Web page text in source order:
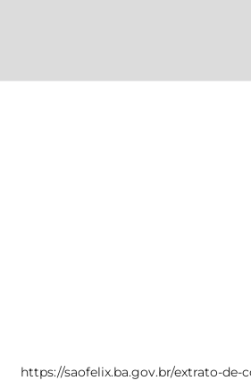
https://saofelix.ba.gov.br/extrato-de-